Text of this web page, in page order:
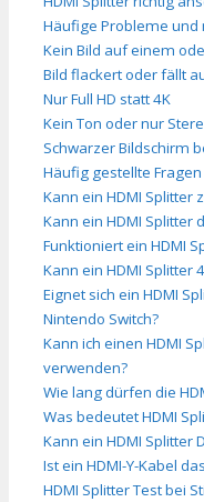
Häufige Probleme und
Kein Bild auf einem
Bild flackert oder fällt
Nur Full HD statt 4K
Kein Ton oder nur
Schwarzer Bildschirm
Häufig gestellte
Kann ein HDMI Splitter
Kann ein HDMI Splitter
Funktioniert ein HDMI
Kann ein HDMI Splitter
Eignet sich ein HDMI
Nintendo Switch?
Kann ich einen HDMI
verwenden?
Wie lang dürfen die
Was bedeutet HDMI
Kann ein HDMI Splitter
Ist ein HDMI-Y-Kabel
HDMI Splitter Test bei